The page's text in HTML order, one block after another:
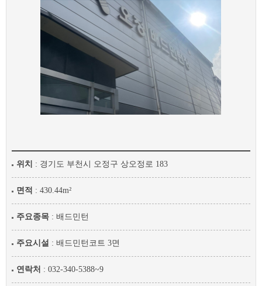
위치 : 경기도 부천시 오정구 상오정로 183
면적 : 430.44m²
주요종목: 배드민턴
주요시설 : 배드민턴코트 3면
연락처 : 032-340-5388~9